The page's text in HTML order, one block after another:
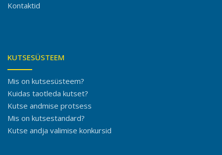
Kontaktid
KUTSESÜSTEEM
Mis on kutsesüsteem?
Kuidas taotleda kutset?
Kutse andmise protsess
Mis on kutsestandard?
Kutse andja valimise konkursid